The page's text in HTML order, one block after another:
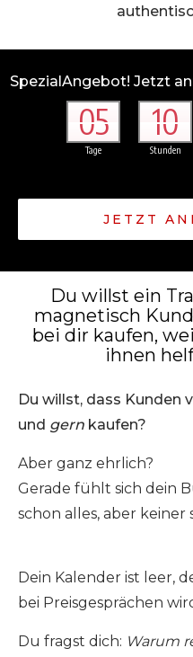
SpezialAngebot! Jetzt
05
Tage
10
Stunden
JETZT
Du willst ein
magnetisch
bei dir kaufen,
ihnen
Du willst, dass Kunden
und gern kaufen?
Aber ganz ehrlich?
Gerade fühlt sich dein
schon alles, aber keiner
Dein Kalender ist leer,
bei Preisgesprächen
Du fragst dich: Warum